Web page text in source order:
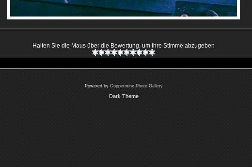
Halten Sie die Maus über die Bewertung, um Ihre Stimme abzugeben
Powered by Coppermine Photo Gallery
Dark Theme